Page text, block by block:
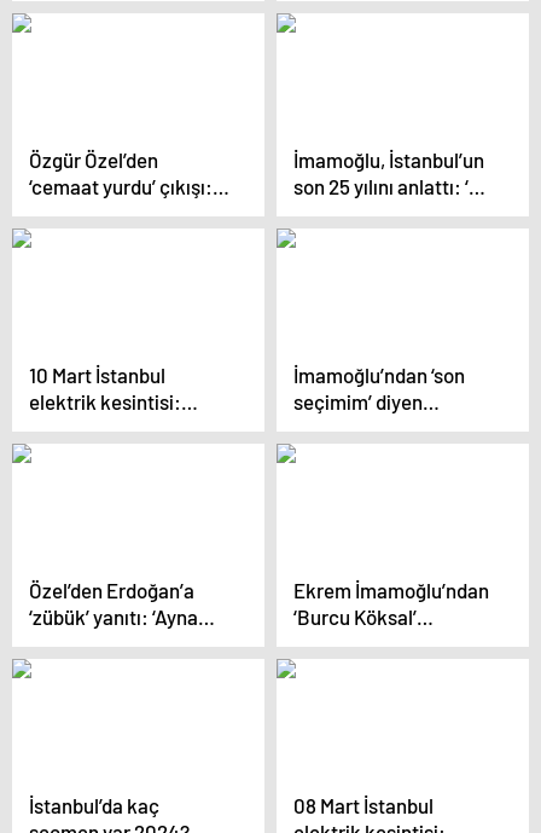
performansımızın
Özgür Özel’den
‘cemaat yurdu’ çıkışı:
‘Her şeyi yapan TOKİ,
yurt yapmıyor…’
İmamoğlu, İstanbul’un
son 25 yılını anlattı: ‘Bu
arkadaşlar
performansımızın
10 Mart İstanbul
elektrik kesintisi:
İstanbul ilçelerinde
elektrikler ne zaman
İmamoğlu’ndan ‘son
seçimim’ diyen
Erdoğan’a: ‘Tehditten
lütfene geldi, seni gidi
Özel’den Erdoğan’a
‘zübük’ yanıtı: ‘Ayna
yollayın, ona baksın.
Zübüğü orada görür’
Ekrem İmamoğlu’ndan
‘Burcu Köksal’
göndermesi: ‘İnsan
ayırt eden dili asla
İstanbul’da kaç
08 Mart İstanbul